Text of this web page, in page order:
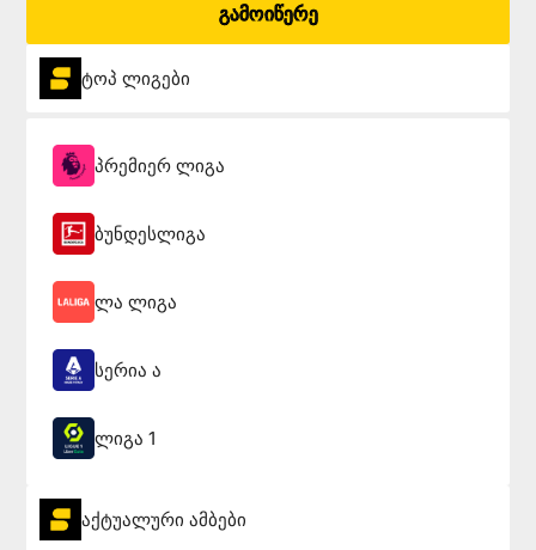
გამოიწერე
ტოპ ლიგები
პრემიერ ლიგა
ბუნდესლიგა
ლა ლიგა
სერია ა
ლიგა 1
აქტუალური ამბები